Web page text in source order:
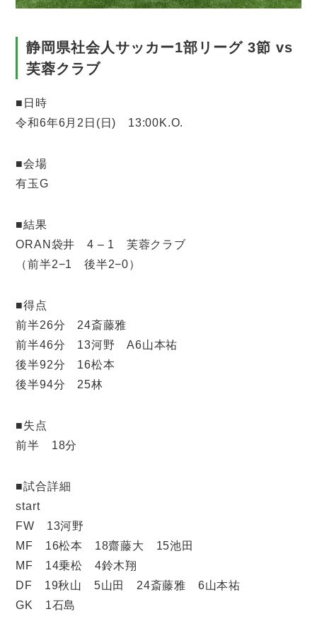
静岡県社会人サッカー1部リーグ 3節 vs
芙蓉クラブ
■日時
令和6年6月2日(日) 13:00K.O.
■会場
有玉G
■結果
ORAN袋井 4 – 1 芙蓉クラブ
（前半2−1 後半2−0）
■得点
前半26分 24斎藤雅
前半46分 13河野 A6山本祐
後半92分 16松本
後半94分 25林
■失点
前半 18分
■試合詳細
start
FW 13河野
MF 16松本 18齋藤大 15池田
MF 14乗松 4鈴木翔
DF 19秋山 5山田 24斎藤雅 6山本祐
GK 1石島